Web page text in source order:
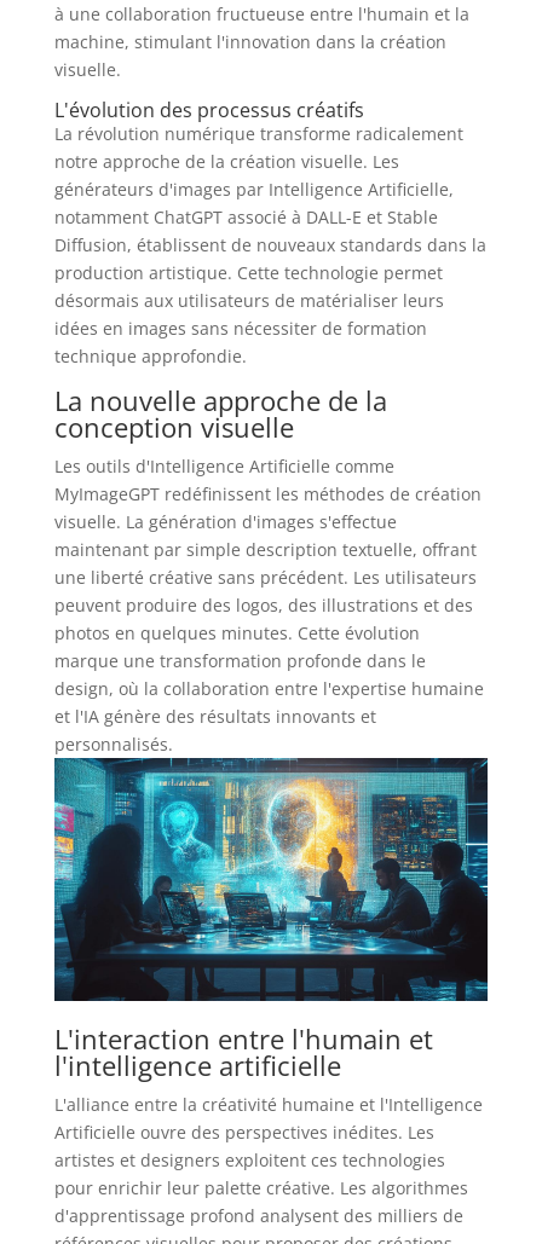
à une collaboration fructueuse entre l'humain et la
machine, stimulant l'innovation dans la création
visuelle.
L'évolution des processus créatifs
La révolution numérique transforme radicalement
notre approche de la création visuelle. Les
générateurs d'images par Intelligence Artificielle,
notamment ChatGPT associé à DALL-E et Stable
Diffusion, établissent de nouveaux standards dans la
production artistique. Cette technologie permet
désormais aux utilisateurs de matérialiser leurs
idées en images sans nécessiter de formation
technique approfondie.
La nouvelle approche de la
conception visuelle
Les outils d'Intelligence Artificielle comme
MyImageGPT redéfinissent les méthodes de création
visuelle. La génération d'images s'effectue
maintenant par simple description textuelle, offrant
une liberté créative sans précédent. Les utilisateurs
peuvent produire des logos, des illustrations et des
photos en quelques minutes. Cette évolution
marque une transformation profonde dans le
design, où la collaboration entre l'expertise humaine
et l'IA génère des résultats innovants et
personnalisés.
L'interaction entre l'humain et
l'intelligence artificielle
L'alliance entre la créativité humaine et l'Intelligence
Artificielle ouvre des perspectives inédites. Les
artistes et designers exploitent ces technologies
pour enrichir leur palette créative. Les algorithmes
d'apprentissage profond analysent des milliers de